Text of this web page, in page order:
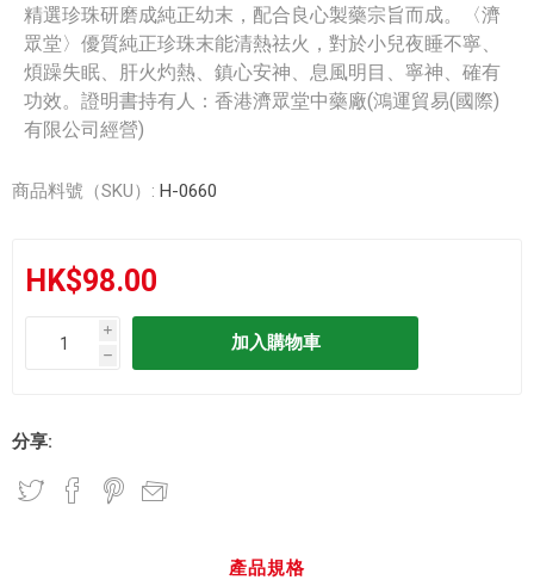
精選珍珠研磨成純正幼末，配合良心製藥宗旨而成。〈濟
眾堂〉優質純正珍珠末能清熱祛火，對於小兒夜睡不寧、
煩躁失眠、肝火灼熱、鎮心安神、息風明目、寧神、確有
功效。證明書持有人：香港濟眾堂中藥廠(鴻運貿易(國際)
有限公司經營)
商品料號（SKU）: H-0660
HK$98.00
i
h
分享:
產品規格